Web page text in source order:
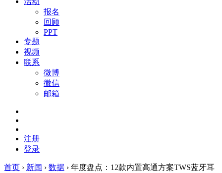
报名
回顾
PPT
专题
视频
联系
微博
微信
邮箱
注册
登录
首页 › 新闻 › 数据 › 年度盘点：12款内置高通方案TWS蓝牙耳